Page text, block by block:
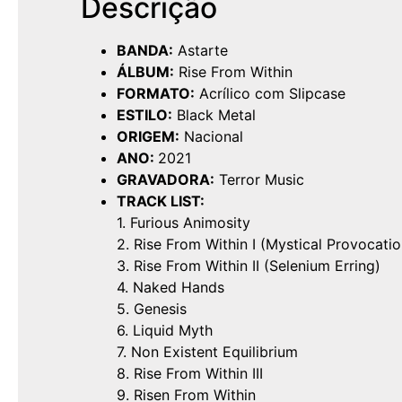
Descrição
BANDA: Astarte
ÁLBUM: Rise From Within
FORMATO: Acrílico com Slipcase
ESTILO: Black Metal
ORIGEM: Nacional
ANO: 2021
GRAVADORA: Terror Music
TRACK LIST:
1. Furious Animosity
2. Rise From Within I (Mystical
3. Rise From Within II (Selenium Erring)
4. Naked Hands
5. Genesis
6. Liquid Myth
7. Non Existent Equilibrium
8. Rise From Within III
9. Risen From Within